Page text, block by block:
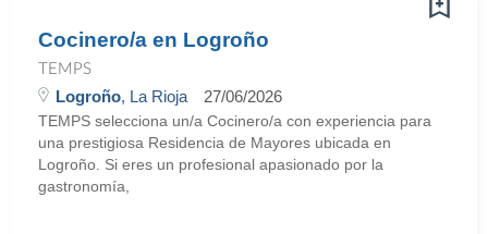
Cocinero/a en Logroño
TEMPS
Logroño, La Rioja 27/06/2026
TEMPS selecciona un/a Cocinero/a con experiencia para
una prestigiosa Residencia de Mayores ubicada en
Logroño. Si eres un profesional apasionado por la
gastronomía,